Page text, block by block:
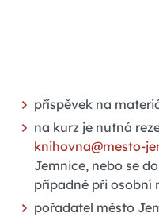
příspěvek na
na kurz je nutná
knihovna@mesto-
Jemnice, nebo se
případně při osobní
pořadatel město